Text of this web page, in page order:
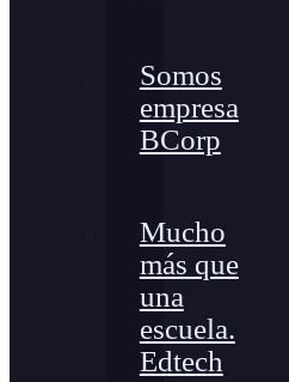
Somos
empresa
BCorp
Mucho
más que
una
escuela.
Edtech